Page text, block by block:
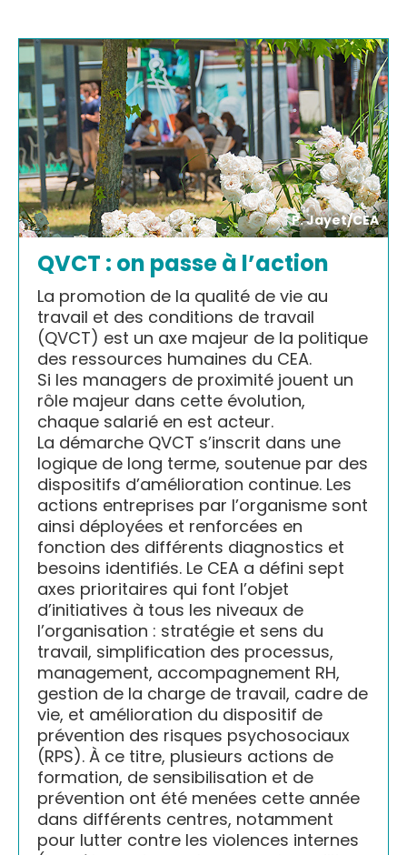
P. Jayet/CEA
QVCT : on passe à l’action
La promotion de la qualité de vie au
travail et des conditions de travail
(QVCT) est un axe majeur de la politique
des ressources humaines du CEA.
Si les managers de proximité jouent un
rôle majeur dans cette évolution,
chaque salarié en est acteur.
La démarche QVCT s’inscrit dans une
logique de long terme, soutenue par des
dispositifs d’amélioration continue. Les
actions entreprises par l’organisme sont
ainsi déployées et renforcées en
fonction des différents diagnostics et
besoins identifiés. Le CEA a défini sept
axes prioritaires qui font l’objet
d’initiatives à tous les niveaux de
l’organisation : stratégie et sens du
travail, simplification des processus,
management, accompagnement RH,
gestion de la charge de travail, cadre de
vie, et amélioration du dispositif de
prévention des risques psychosociaux
(RPS). À ce titre, plusieurs actions de
formation, de sensibilisation et de
prévention ont été menées cette année
dans différents centres, notamment
pour lutter contre les violences internes